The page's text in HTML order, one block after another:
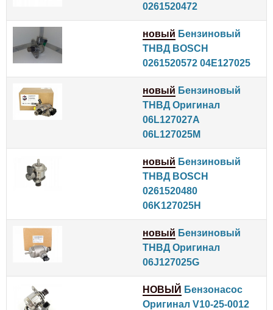
0261520472
новый Бензиновый
ТНВД BOSCH
0261520572 04E127025
новый Бензиновый
ТНВД Оригинал
06L127027A
06L127025M
новый Бензиновый
ТНВД BOSCH
0261520480
06K127025H
новый Бензиновый
ТНВД Оригинал
06J127025G
НОВЫЙ Бензонасос
Оригинал V10-25-0012